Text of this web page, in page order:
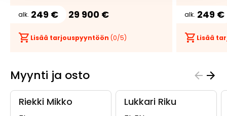
alk. 249 € 29 900 €
Lisää tarjouspyyntöön (0/5)
alk. 249 €
Lisää
Myynti ja osto
Riekki Mikko Lukkari Riku